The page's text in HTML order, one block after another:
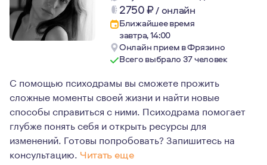
2750₽/ онлайн
Ближайшее время
завтра, 14:00
Онлайн прием в Фрязино
Всего выбрало 37 человек
С помощью психодрамы вы сможете прожить
сложные моменты своей жизни и найти новые
способы справиться с ними. Психодрама помогает
глубже понять себя и открыть ресурсы для
изменений. Готовы попробовать? Запишитесь на
консультацию. Читать еще